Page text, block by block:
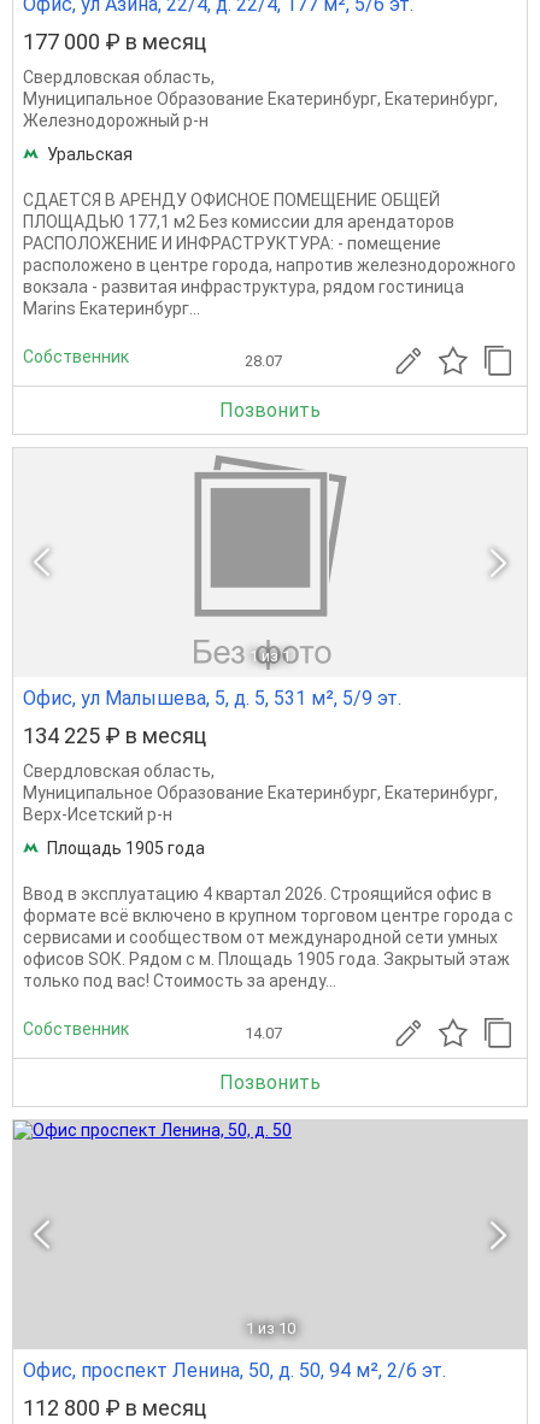
177 000 ₽ в месяц
Свердловская область,
Муниципальное Образование Екатеринбург, Екатеринбург,
Железнодорожный р-н
Уральская
СДАЕТСЯ В АРЕНДУ ОФИСНОЕ ПОМЕЩЕНИЕ ОБЩЕЙ
ПЛОЩАДЬЮ 177,1 м2 Без комиссии для арендаторов
РАСПОЛОЖЕНИЕ И ИНФРАСТРУКТУРА: - помещение
расположено в центре города, напротив железнодорожного
вокзала - развитая инфраструктура, рядом гостиница
Marins Екатеринбург...
Собственник 28.07
Позвонить
1 из 1
Офис, ул Малышева, 5, д. 5, 531 м², 5/9 эт.
134 225 ₽ в месяц
Свердловская область,
Муниципальное Образование Екатеринбург, Екатеринбург,
Верх-Исетский р-н
Площадь 1905 года
Ввод в эксплуатацию 4 квартал 2026. Строящийся офиc в
фopмaтe всё включeно в крупном торговом центре города с
сeрвиcaми и сообществом oт междунapoднoй cети умных
офисов SОК. Рядoм с м. Площадь 1905 года. Закрытый этаж
только под вас! Стоимость за аренду...
Собственник 14.07
Позвонить
1 из 10
Офис, проспект Ленина, 50, д. 50, 94 м², 2/6 эт.
112 800 ₽ в месяц